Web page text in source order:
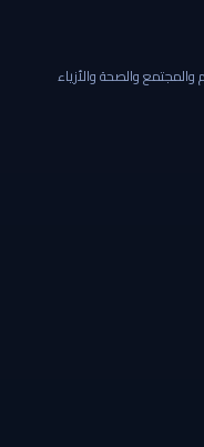
والمجتمع والصحة والأزياء